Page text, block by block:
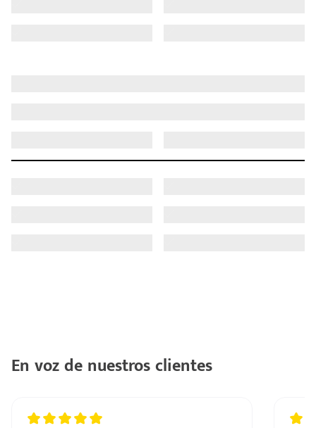
En voz de nuestros clientes